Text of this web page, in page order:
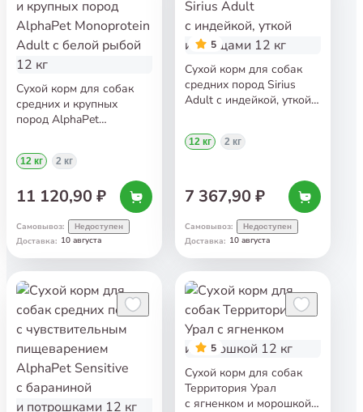
Сухой корм для собак
средних и крупных
пород AlphaPet
с белой рыбой 12 кг
12 кг 2 кг
11 120,90 ₽
Самовывоз: Недоступен
Доставка: 10 августа
5
Сухой корм для собак
средних пород Sirius
Adult с индейкой, уткой
12 кг 2 кг
7 367,90 ₽
Самовывоз: Недоступен
Доставка: 10 августа
5
Сухой корм для собак
Территория Урал
с ягненком и морошкой